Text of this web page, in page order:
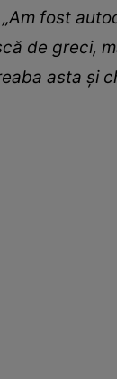
„Am fost
de greci,
asta și